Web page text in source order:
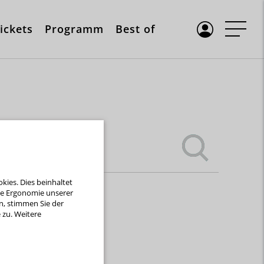
Programm Best of
Dies beinhaltet
Ergonomie unserer
stimmen Sie der
Weitere